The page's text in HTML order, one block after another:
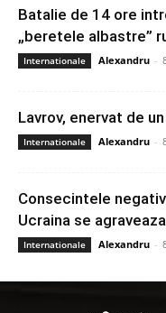
Batalie de 14 ore
„beretele albastre”
Internationale Alexandru -
Lavrov, enervat de
Internationale Alexandru -
Consecintele
Ucraina se agraveaza
Internationale Alexandru -